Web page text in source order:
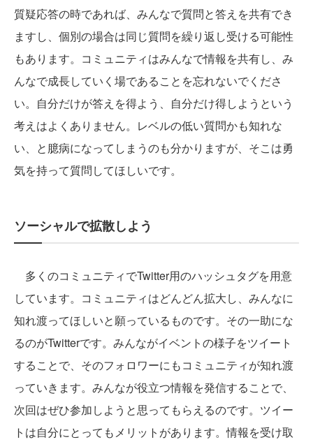
質疑応答の時であれば、みんなで質問と答えを共有でき
ますし、個別の場合は同じ質問を繰り返し受ける可能性
もあります。コミュニティはみんなで情報を共有し、み
んなで成長していく場であることを忘れないでくださ
い。自分だけが答えを得よう、自分だけ得しようという
考えはよくありません。レベルの低い質問かも知れな
い、と臆病になってしまうのも分かりますが、そこは勇
気を持って質問してほしいです。
ソーシャルで拡散しよう
多くのコミュニティでTwitter用のハッシュタグを用意
しています。コミュニティはどんどん拡大し、みんなに
知れ渡ってほしいと願っているものです。その一助にな
るのがTwitterです。みんながイベントの様子をツイート
することで、そのフォロワーにもコミュニティが知れ渡
っていきます。みんなが役立つ情報を発信することで、
次回はぜひ参加しようと思ってもらえるのです。ツイー
トは自分にとってもメリットがあります。情報を受け取